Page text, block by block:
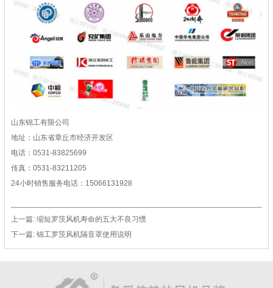
山东锦工有限公司
地址：山东省章丘市经济开发区
电话：0531-83825699
传真：0531-83211205
24小时销售服务电话：15066131928
上一篇: 缩短罗茨风机寿命的五大不良习惯
下一篇: 锦工罗茨风机隔音罩使用说明